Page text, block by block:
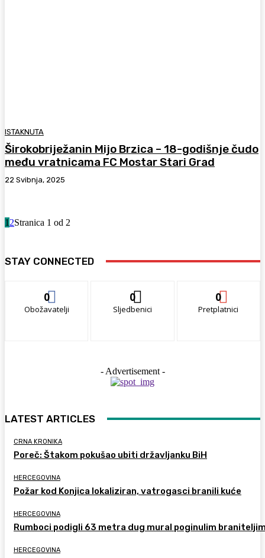
ISTAKNUTA
Širokobriježanin Mijo Brzica – 18-godišnje čudo
među vratnicama FC Mostar Stari Grad
22 Svibnja, 2025
1 2Stranica 1 od 2
STAY CONNECTED
0
Obožavatelji
0
Sljedbenici
0
Pretplatnici
- Advertisement -
LATEST ARTICLES
CRNA KRONIKA
Poreč: Štakom pokušao ubiti državljanku BiH
HERCEGOVINA
Požar kod Konjica lokaliziran, vatrogasci branili kuće
HERCEGOVINA
Rumboci podigli 63 metra dug mural poginulim
HERCEGOVINA